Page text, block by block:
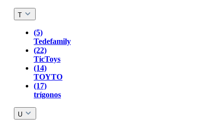
T
(5)
Tedefamily
(22)
TicToys
(14)
TOYTO
(17)
trígonos
U